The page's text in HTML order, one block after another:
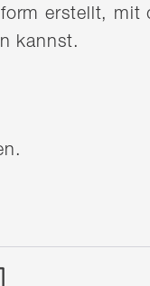
erstellt, mit
kannst.